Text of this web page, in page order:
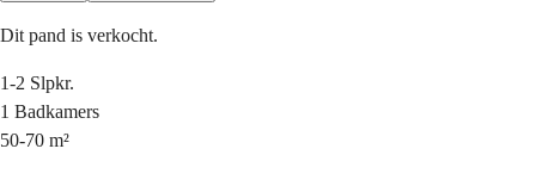
Dit pand is verkocht.
1-2 Slpkr.
1 Badkamers
50-70 m²